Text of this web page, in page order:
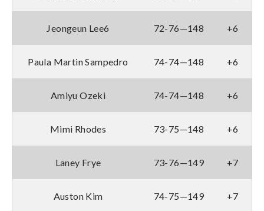
Jeongeun Lee6 72-76—148 +6
Paula Martin Sampedro 74-74—148 +6
Amiyu Ozeki 74-74—148 +6
Mimi Rhodes 73-75—148 +6
Laney Frye 73-76—149 +7
Auston Kim 74-75—149 +7